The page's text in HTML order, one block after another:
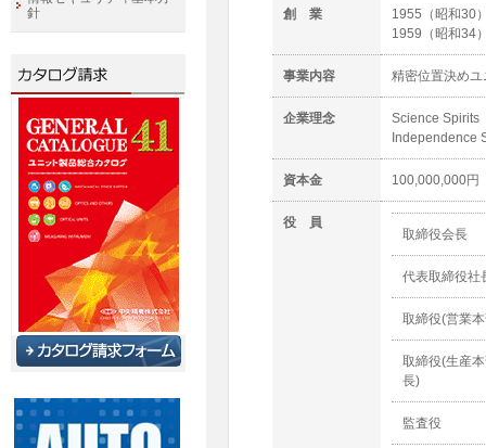
創 業
1955（昭和30
1959（昭和34
事業内容 精密位置決め
企業理念
Science Spirits
Independence
資本金 100,000,000円
役 員
取締役会長
代表取締役社
取締役(営業
取締役(生産
長)
監査役
針